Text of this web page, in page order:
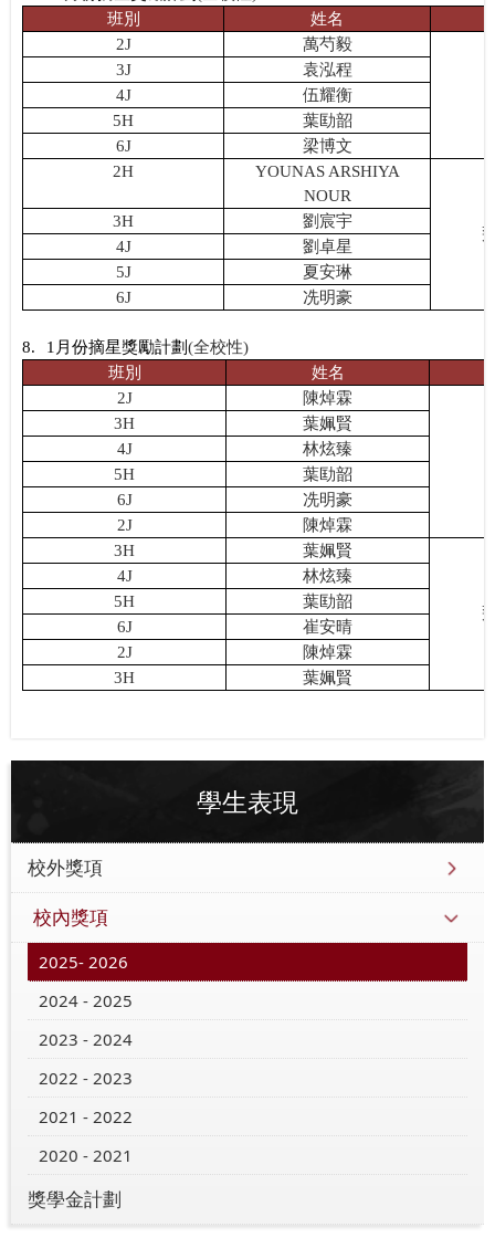
班別 姓名
2J
萬芍毅
3J
袁泓程
4J
伍耀衡
5H
葉劻韶
6J
梁博文
2H
YOUNAS ARSHIYA
NOUR
3H
劉宸宇
4J
劉卓星
5J
夏安琳
6J
冼明豪
8. 1月份摘星獎勵計劃(全校性)
班別 姓名
2J
陳焯霖
3H
葉姵賢
4J
林炫臻
5H
葉劻韶
6J
冼明豪
2J
陳焯霖
3H
葉姵賢
4J
林炫臻
5H
葉劻韶
6J
崔安晴
2J
陳焯霖
3H
葉姵賢
學生表現
校外獎項
校內獎項
2025- 2026
2024 - 2025
2023 - 2024
2022 - 2023
2021 - 2022
2020 - 2021
獎學金計劃